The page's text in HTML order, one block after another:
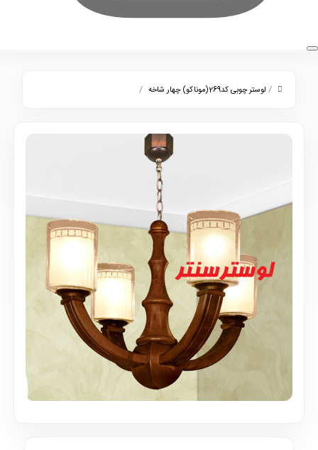
/ لوستر چوبی کد269(موناکو) چهار شاخه /